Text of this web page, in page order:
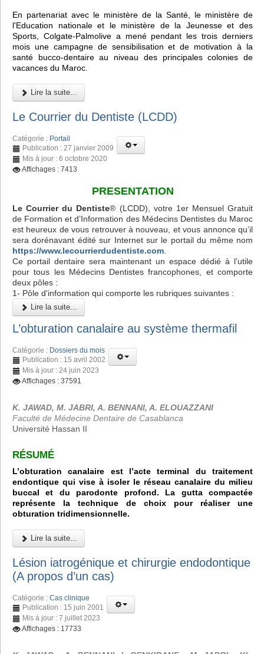
En partenariat avec le ministère de la Santé, le ministère de
l'Education nationale et le ministère de la Jeunesse et des
Sports, Colgate-Palmolive a mené pendant les trois derniers
mois une campagne de sensibilisation et de motivation à la
santé bucco-dentaire au niveau des principales colonies de
vacances du Maroc.
Lire la suite...
Le Courrier du Dentiste (LCDD)
Catégorie : Portail
Publication : 27 janvier 2009
Mis à jour : 6 octobre 2020
Affichages : 7413
PRESENTATION
Le Courrier du Dentiste® (LCDD), votre 1er Mensuel Gratuit
de Formation et d’Information des Médecins Dentistes du Maroc
est heureux de vous retrouver à nouveau, et vous annonce qu’il
sera dorénavant édité sur Internet sur le portail du même nom
https://www.lecourrierdudentiste.com
Ce portail dentaire sera maintenant un espace dédié à l’utile
pour tous les Médecins Dentistes francophones, et comporte
deux pôles :
1- Pôle d'information qui comporte les rubriques suivantes :
Lire la suite...
L’obturation canalaire au système thermafil
Catégorie : Dossiers du mois
Publication : 15 avril 2002
Mis à jour : 24 juin 2023
Affichages : 37591
K. JAWAD, M. JABRI, A. BENNANI, A. ELOUAZZANI
Faculté de Médecine Dentaire de Casablanca
Université Hassan II
RÉSUMÉ
L’obturation canalaire est l’acte terminal du traitement
endontique qui vise à isoler le réseau canalaire du milieu
buccal et du parodonte profond. La gutta compactée
représente la technique de choix pour réaliser une
obturation tridimensionnelle.
Lire la suite...
Lésion iatrogénique et chirurgie endodontique
(A propos d’un cas)
Catégorie : Cas clinique
Publication : 15 juin 2001
Mis à jour : 7 juillet 2023
Affichages : 17733